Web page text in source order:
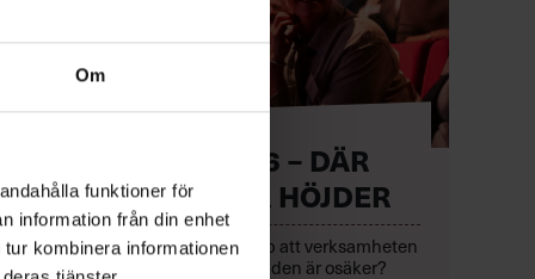
Om
funktioner för
information från din enhet
kombinera informationen
CHEFDAGEN 2026 – DÄR
LEDARE NÅR NYA HÖJDER
Hur säkerställer din chefsgrupp att verksamheten
rör sig framåt – även när omvärlden är osäker?